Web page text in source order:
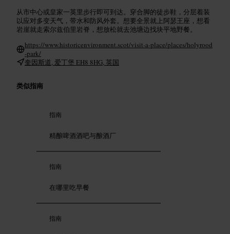
从市中心或皇家一英里步行即可到达。穿合脚的徒步鞋，分层着装
以应对多变天气，带水和防风外套。想要全景就上阿瑟王座，想看
岩崖就走索尔兹伯里岩脊，想放松就去池塘边找块平地野餐。
https://www.historicenvironment.scot/visit-a-place/places/holyrood
-park/
奎因斯道, 爱丁堡 EH8 8HG, 英国
类似指南
指南
精酿啤酒酒吧与酿酒厂
指南
在哪里吃早餐
指南